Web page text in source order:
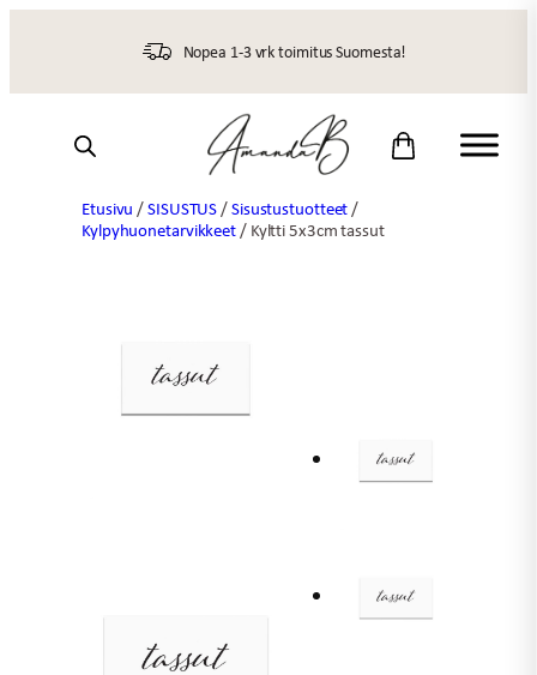
Nopea 1-3 vrk toimitus Suomesta!
Etusivu /SISUSTUS/Sisustustuotteet/
Kylpyhuonetarvikkeet/ Kyltti 5x3cm tassut